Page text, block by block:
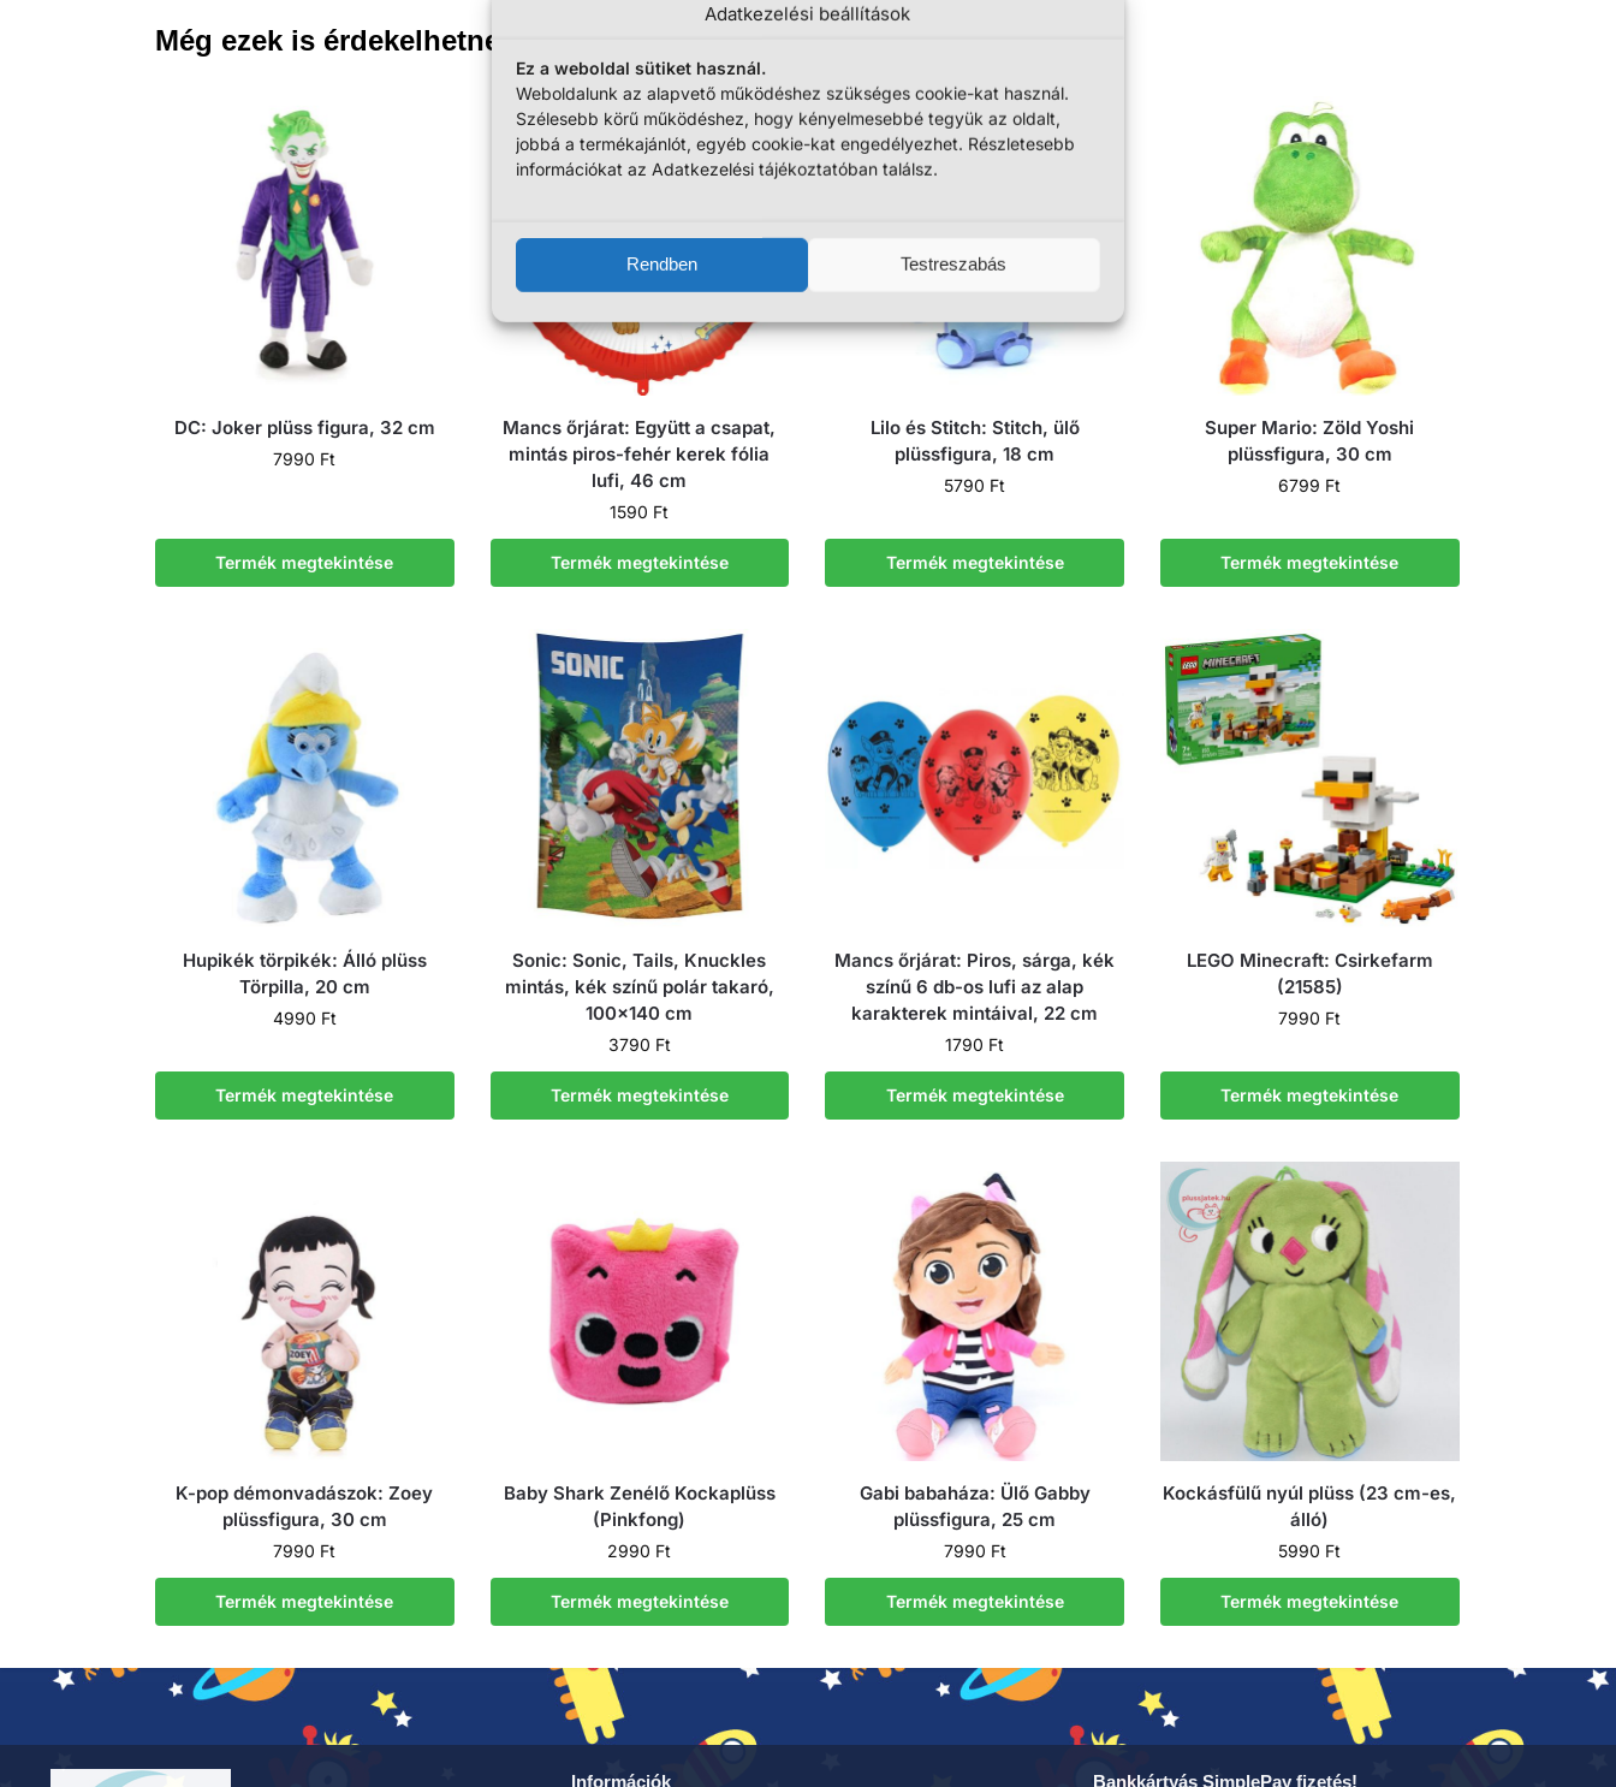
Adatkezelési beállítások
Ez a weboldal sütiket használ.
Weboldalunk az alapvető működéshez szükséges cookie-kat használ.
Szélesebb körű működéshez, hogy kényelmesebbé tegyük az oldalt,
jobbá a termékajánlót, egyéb cookie-kat engedélyezhet. Részletesebb
információkat az Adatkezelési tájékoztatóban találsz.
Rendben Testreszabás
Még ezek is érdekelhetnek
DC: Joker plüss figura, 32 cm
7990 Ft
Termék megtekintése
Mancs őrjárat: Együtt a csapat,
mintás piros-fehér kerek fólia
lufi, 46 cm
1590 Ft
Termék megtekintése
Lilo és Stitch: Stitch, ülő
plüssfigura, 18 cm
5790 Ft
Termék megtekintése
Super Mario: Zöld Yoshi
plüssfigura, 30 cm
6799 Ft
Termék megtekintése
Hupikék törpikék: Álló plüss
Törpilla, 20 cm
4990 Ft
Termék megtekintése
Sonic: Sonic, Tails, Knuckles
mintás, kék színű polár takaró,
100×140 cm
3790 Ft
Termék megtekintése
Mancs őrjárat: Piros, sárga, kék
színű 6 db-os lufi az alap
karakterek mintáival, 22 cm
1790 Ft
Termék megtekintése
LEGO Minecraft: Csirkefarm
(21585)
7990 Ft
Termék megtekintése
K-pop démonvadászok: Zoey
plüssfigura, 30 cm
7990 Ft
Termék megtekintése
Baby Shark Zenélő Kockaplüss
(Pinkfong)
2990 Ft
Termék megtekintése
Gabi babaháza: Ülő Gabby
plüssfigura, 25 cm
7990 Ft
Termék megtekintése
Kockásfülű nyúl plüss (23 cm-es,
álló)
5990 Ft
Termék megtekintése
Információk Bankkártyás SimplePay fizetés!